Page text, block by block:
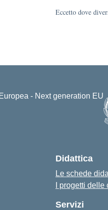
Eccetto dove
Didattica
Le schede
I progetti delle
Servizi